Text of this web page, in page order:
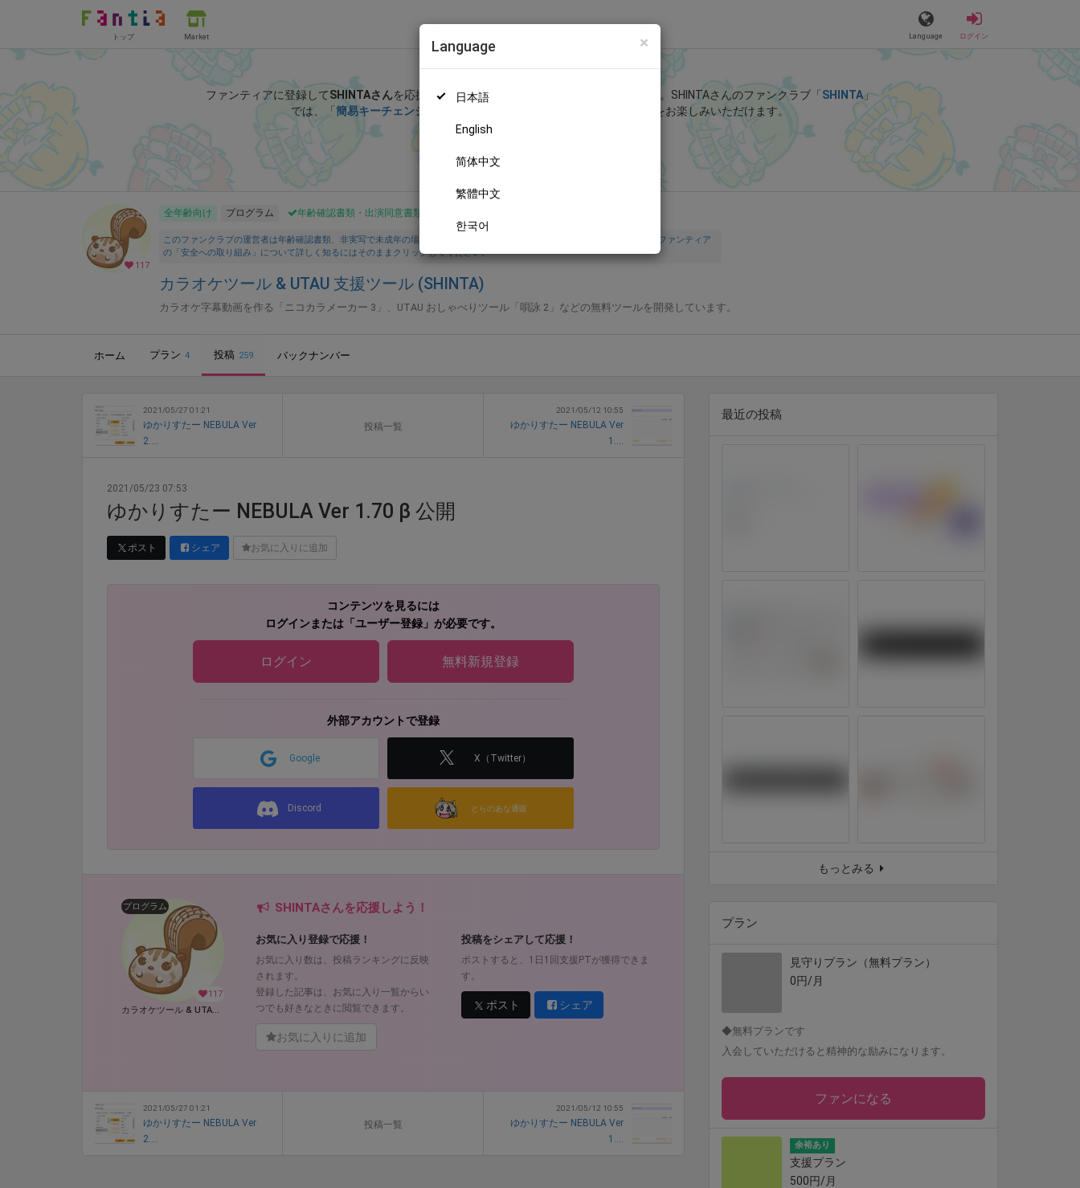
トップ Market Language ログイン
×
Language
日本語
English
简体中文
繁體中文
한국어
カラオケツール & UTAU 支援ツール (SHINTA)
ファンティアに登録してSHINTAさんを応援しよう！現在 が応援しています。 SHINTAさんのファンクラブ「 SHINTA」
では、「 簡易キーチェンジャー Ver 1.17 公開 」などの特別なコンテンツをお楽しみいただけます。
117
全年齢向け プログラム 年齢確認書類・出演同意書類提出済
このファンクラブの運営者は年齢確認書類、非実写で未成年の場合は親権者または保護者の同意書を提出しています。また、ファンティア
の「安全への取り組み」について詳しく知るにはそのままクリックしてください。
カラオケツール & UTAU 支援ツール (SHINTA)
カラオケ字幕動画を作る「ニコカラメーカー 3」、UTAU おしゃべりツール「唄詠 2」などの無料ツールを開発しています。
ホーム プラン 4 投稿 259 バックナンバー
2021/05/27 01:21
ゆかりすたー NEBULA Ver
2....
投稿一覧
2021/05/12 10:55
ゆかりすたー NEBULA Ver
1....
2021/05/23 07:53
ゆかりすたー NEBULA Ver 1.70 β 公開
ポスト シェア お気に入りに追加
コンテンツを見るには
ログインまたは「ユーザー登録」が必要です。
ログイン 無料新規登録
外部アカウントで登録
Google X（Twitter）
Discord とらのあな通販
117
プログラム
カラオケツール & UTAU 支援ツール (SHINTA)
SHINTAさんを応援しよう！
お気に入り登録で応援！
お気に入り数は、投稿ランキングに反映
されます。
登録した記事は、お気に入り一覧からい
つでも好きなときに閲覧できます。
お気に入りに追加
投稿をシェアして応援！
ポストすると、1日1回支援PTが獲得できま
す。
ポスト シェア
2021/05/27 01:21
ゆかりすたー NEBULA Ver
2....
投稿一覧
2021/05/12 10:55
ゆかりすたー NEBULA Ver
1....
最近の投稿
もっとみる
プラン
見守りプラン（無料プラン）
0円/月
◆無料プランです
入会していただけると精神的な励みになります。
ファンになる
余裕あり
支援プラン
500円/月